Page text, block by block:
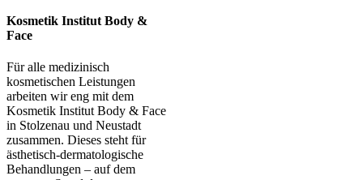
Kosmetik Institut Body &
Face
Für alle medizinisch
kosmetischen Leistungen
arbeiten wir eng mit dem
Kosmetik Institut Body & Face
in Stolzenau und Neustadt
zusammen. Dieses steht für
ästhetisch-dermatologische
Behandlungen – auf dem